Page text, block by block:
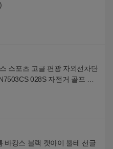
스포츠 고글 편광 자외선차단
028S 자전거 골프 러
바캉스 블랙 캣아이 뿔테 선글